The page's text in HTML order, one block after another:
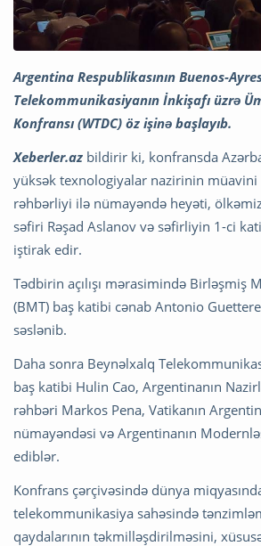
Argentina Respublikasının Buenos-
Telekommunikasiyanın İnkişafı üzrə
Konfransı (WTDC) öz işinə başlayıb.
Xeberler.az bildirir ki, konfransda
yüksək texnologiyalar nazirinin müavini
rəhbərliyi ilə nümayəndə heyəti,
səfiri Rəşad Aslanov və səfirliyin 1-ci
iştirak edir.
Tədbirin açılışı mərasimində Birləşmiş
(BMT) baş katibi cənab Antonio
səslənib.
Daha sonra Beynəlxalq
baş katibi Hulin Cao, Argentinanın
rəhbəri Markos Pena, Vatikanın
nümayəndəsi və Argentinanın
ediblər.
Konfrans çərçivəsində dünya
telekommunikasiya sahəsində
qaydalarının təkmilləşdirilməsini,